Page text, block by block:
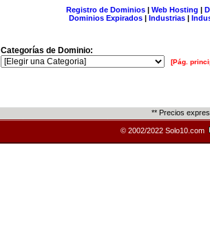
Registro de Dominios| Web Hosting |
Dominios Expirados | Industrias |
Categorías de Dominio:
[Pág.
** Precios
© 2002/2022 Solo10.com